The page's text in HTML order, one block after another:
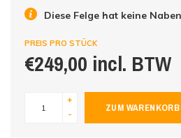
Diese Felge hat keine
PREIS PRO STÜCK
€249,00 incl. BTW
+
-
ZUM